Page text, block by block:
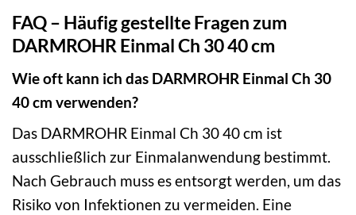
FAQ – Häufig gestellte Fragen zum
DARMROHR Einmal Ch 30 40 cm
Wie oft kann ich das DARMROHR Einmal Ch 30
40 cm verwenden?
Das DARMROHR Einmal Ch 30 40 cm ist
ausschließlich zur Einmalanwendung bestimmt.
Nach Gebrauch muss es entsorgt werden, um das
Risiko von Infektionen zu vermeiden. Eine